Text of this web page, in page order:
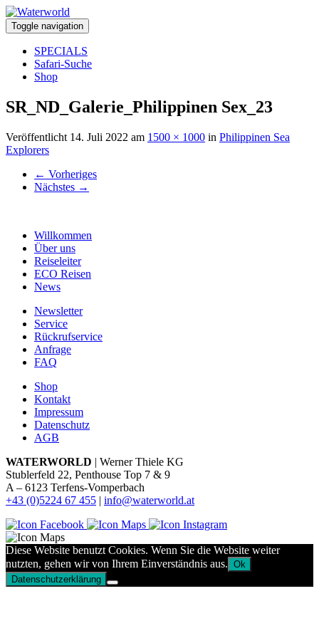
Toggle navigation
SPECIALS
Safari-Suche
Shop
SR_ND_Galerie_Philippinen Sex_23
Veröffentlicht 14. Juli 2022 am 1500 × 1000 in Philippinen Sea
Explorers
← Vorheriges
Nächstes →
Willkommen
Über uns
Reiseleiter
ECO Reisen
News
Newsletter
Service
Rückrufservice
Anfrage
FAQ
Shop
Kontakt
Impressum
Datenschutz
AGB
WATERWORLD | Werner Thiele KG
Stublerfeld 22, Penthouse Top 7 & 9
A – 6123 Terfens-Vomperbach
+43 (0)5224 67 455 | info@waterworld.at
Diese Website benutzt Cookies. Wenn Sie die Website weiter
nutzten, gehen wir von Ihrem Einverständnis aus. Ok
Datenschutzerklärung